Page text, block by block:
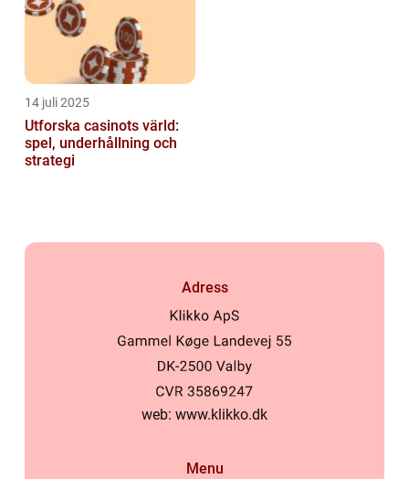
14 juli 2025
Utforska casinots värld:
spel, underhållning och
strategi
Adress
web: www.klikko.dk
Menu